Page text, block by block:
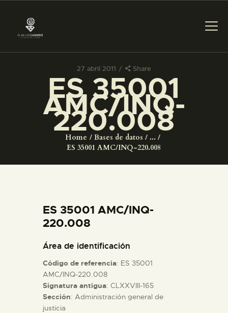
27 abril 2011 Share
ES 35001
AMC/INQ-
220.008
Home Bases de datos
...
ES 35001 AMC/INQ-220.008
PREPARAR LA VISITA
ACTIVIDADES
COLECCIONES
ESPAÑOL
PREPARAR LA VISITA
ES 35001 AMC/INQ-
220.008
Área de identificación
Código de referencia: ES 35001
AMC/INQ-220.008
Signatura antigua: CLXXVIII-165
Sección: Administración general de
justicia